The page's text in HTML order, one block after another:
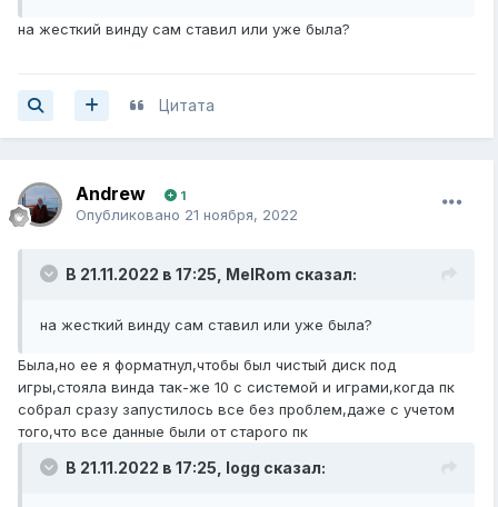
на жесткий винду сам ставил или уже была?
Цитата
Andrew 1
Опубликовано 21 ноября, 2022
В 21.11.2022 в 17:25, MelRom сказал:
на жесткий винду сам ставил или уже была?
Была,но ее я форматнул,чтобы был чистый диск под
игры,стояла винда так-же 10 с системой и играми,когда пк
собрал сразу запустилось все без проблем,даже с учетом
того,что все данные были от старого пк
В 21.11.2022 в 17:25, logg сказал: